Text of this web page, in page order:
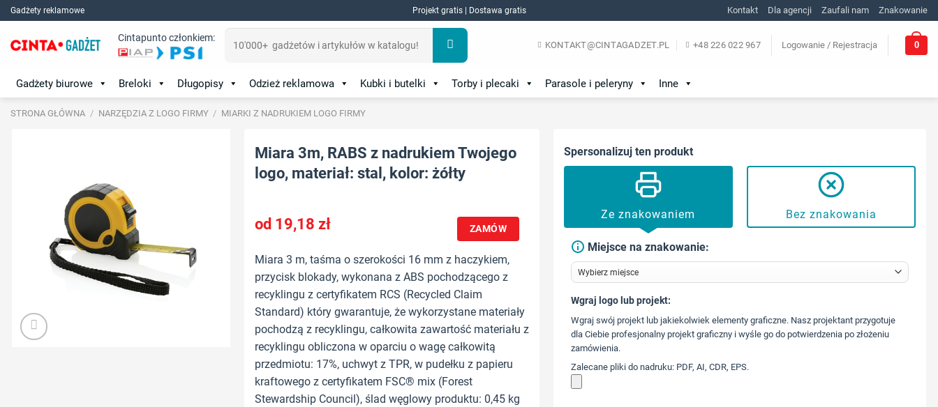
Skip
to
content
Gadżety reklamowe Projekt gratis | Dostawa gratis Kontakt Dla agencji Zaufali nam Znakowanie
Cintapunto członkiem:
KONTAKT@CINTAGADZET.PL +48 226 022 967 Logowanie / Rejestracja 0
Gadżety biurowe Breloki Długopisy Odzież reklamowa Kubki i butelki Torby i plecaki Parasole i peleryny Inne
STRONA GŁÓWNA / NARZĘDZIA Z LOGO FIRMY / MIARKI Z NADRUKIEM LOGO FIRMY
Miara 3m, RABS z nadrukiem Twojego
logo, materiał: stal, kolor: żółty
19,18 zł ZAMÓW
Miara 3 m, taśma o szerokości 16 mm z haczykiem,
przycisk blokady, wykonana z ABS pochodzącego z
recyklingu z certyfikatem RCS (Recycled Claim
Standard) który gwarantuje, że wykorzystane materiały
pochodzą z recyklingu, całkowita zawartość materiału z
recyklingu obliczona w oparciu o wagę całkowitą
przedmiotu: 17%, uchwyt z TPR, w pudełku z papieru
kraftowego z certyfikatem FSC® mix (Forest
Stewardship Council), ślad węglowy produktu: 0,45 kg
Spersonalizuj ten produkt
Ze znakowaniem Bez znakowania
Miejsce na znakowanie:
573 568 217
Wgraj logo lub projekt:
Wgraj swój projekt lub jakiekolwiek elementy graficzne. Nasz projektant przygotuje
dla Ciebie profesjonalny projekt graficzny i wyśle go do potwierdzenia po złożeniu
zamówienia.
Zalecane pliki do nadruku: PDF, AI, CDR, EPS.